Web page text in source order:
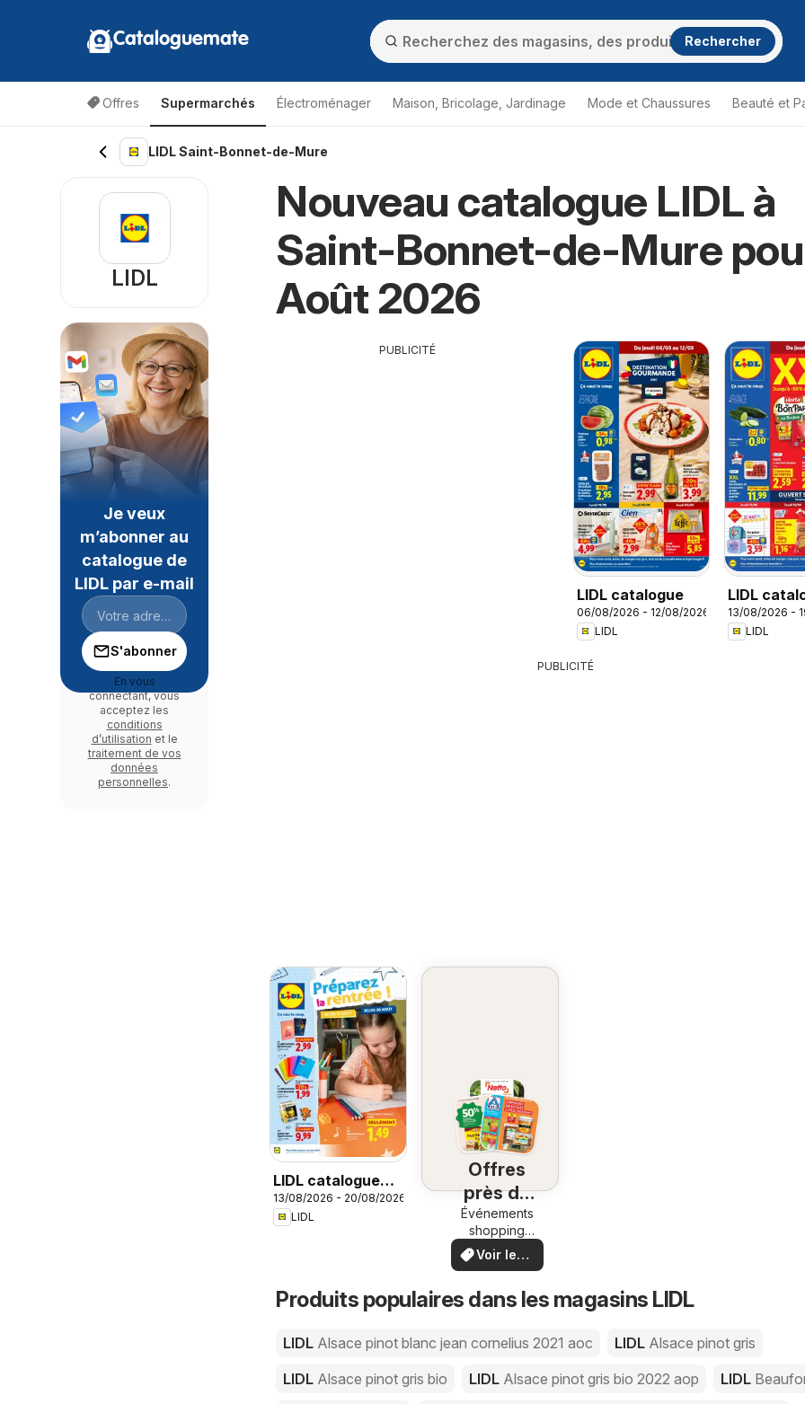
Cataloguemate Rechercher
Offres Supermarchés Électroménager Maison, Bricolage, Jardinage Mode et Chaussures Beauté et
LIDL Saint-Bonnet-de-Mure
Nouveau catalogue LIDL à
Saint-Bonnet-de-Mure
Août 2026
PUBLICITÉ
LIDL catalogue
06/08/2026 - 12/08/2026
LIDL
LIDL
13/08/2026 -
LIDL
PUBLICITÉ
LIDL catalogue
Préparez la
rentrée
13/08/2026 - 20/08/2026
LIDL
Offres
près de
chez vous
Événements
shopping
locaux et
offres
Voir les
offres
Produits populaires dans les magasins LIDL
LIDL Alsace pinot blanc jean cornelius 2021 aoc LIDL Alsace pinot gris
LIDL Alsace pinot gris bio LIDL Alsace pinot gris bio 2022 aop LIDL
LIDL
Je veux
m’abonner au
catalogue de
LIDL par e-mail
S'abonner
En vous
connectant, vous
acceptez les
conditions
d’utilisation et le
traitement de vos
données
personnelles.